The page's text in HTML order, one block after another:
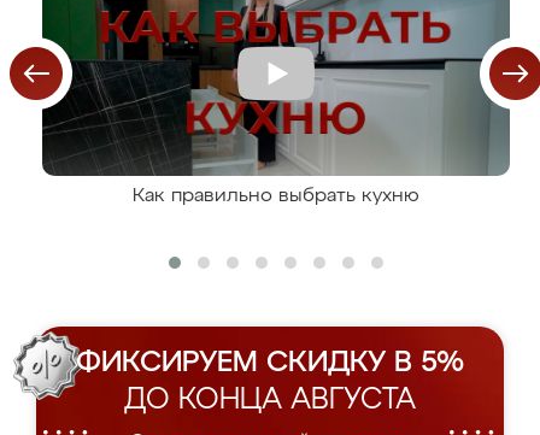
Как правильно выбрать кухню
ФИКСИРУЕМ СКИДКУ В 5%
ДО КОНЦА АВГУСТА